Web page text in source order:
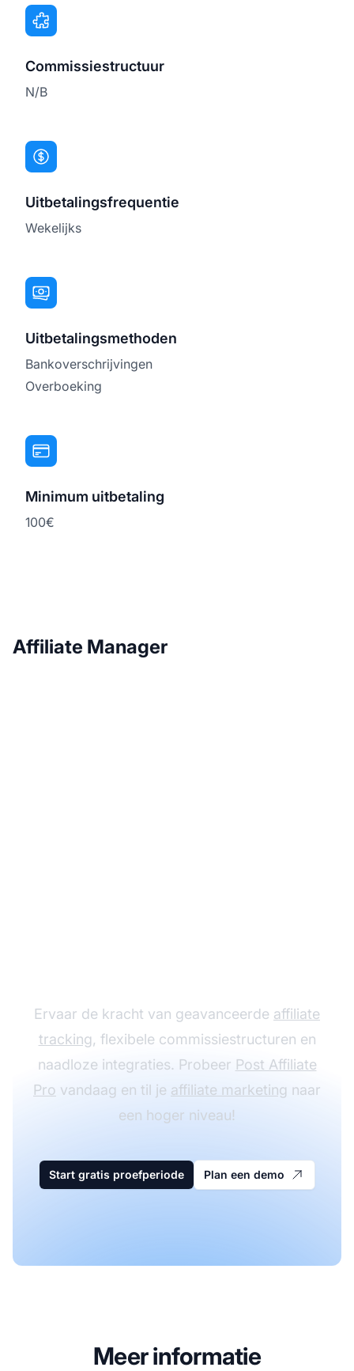
Commissiestructuur
N/B
Uitbetalingsfrequentie
Wekelijks
Uitbetalingsmethoden
Bankoverschrijvingen
Overboeking
Minimum uitbetaling
100€
Affiliate Manager
Ervaar de kracht van geavanceerde affiliate
tracking, flexibele commissiestructuren en
naadloze integraties. Probeer Post Affiliate
Pro vandaag en til je affiliate marketing naar
een hoger niveau!
Start gratis proefperiode Plan een demo
Meer informatie